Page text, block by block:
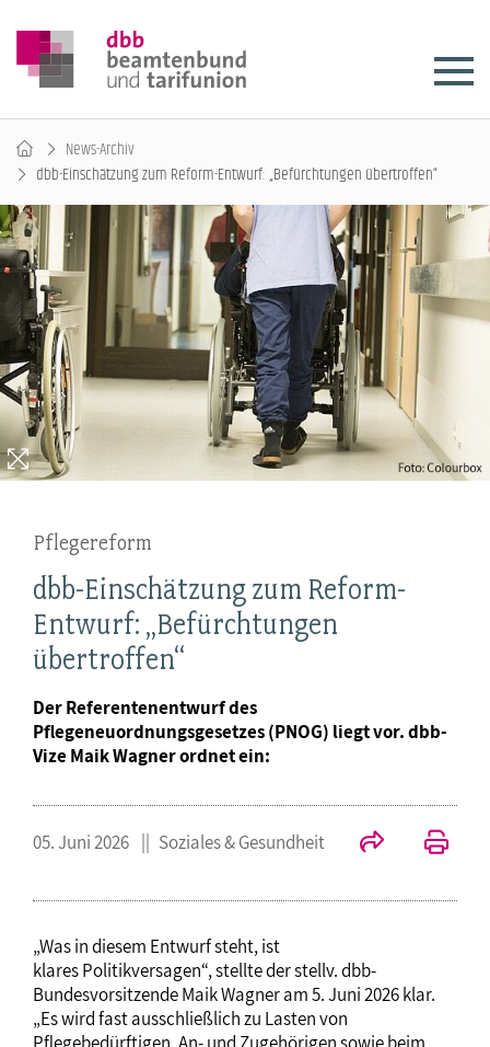
News-Archiv
dbb-Einschätzung zum Reform-Entwurf: „Befürchtungen übertroffen“
Pflegereform
dbb-Einschätzung zum Reform-
Entwurf: „Befürchtungen
übertroffen“
Der Referentenentwurf des
Pflegeneuordnungsgesetzes (PNOG) liegt vor. dbb-
Vize Maik Wagner ordnet ein:
05. Juni 2026 Soziales & Gesundheit
„Was in diesem Entwurf steht, ist
klares Politikversagen“, stellte der stellv. dbb-
Bundesvorsitzende Maik Wagner am 5. Juni 2026 klar.
„Es wird fast ausschließlich zu Lasten von